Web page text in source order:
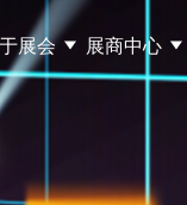
展会 展商中心